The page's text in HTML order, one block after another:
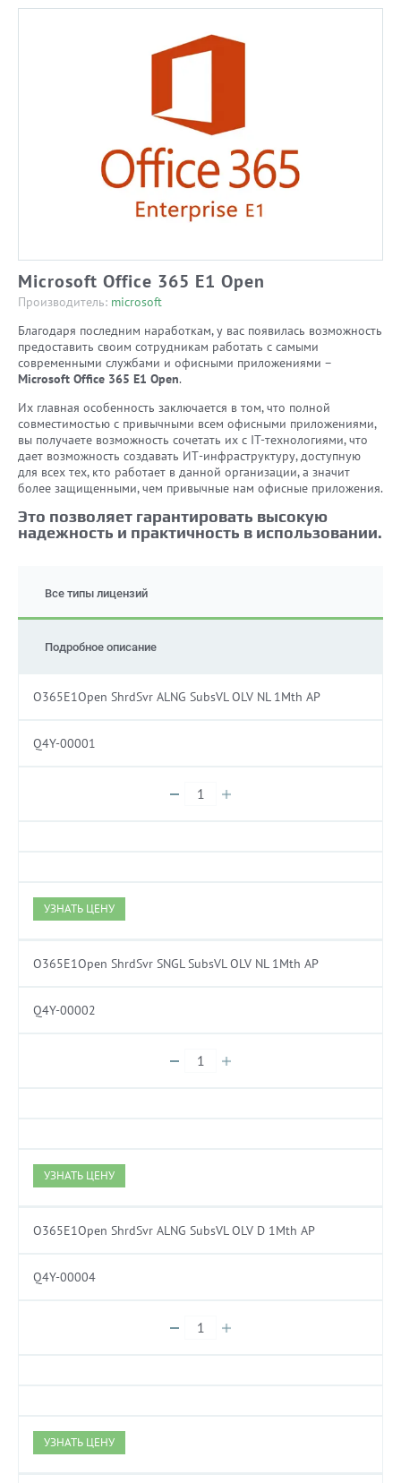
Microsoft Office 365 E1 Open
Производитель: microsoft
Благодаря последним наработкам, у вас появилась возможность
предоставить своим сотрудникам работать с самыми
современными службами и офисными приложениями –
Microsoft Office 365 E1 Open.
Их главная особенность заключается в том, что полной
совместимостью с привычными всем офисными приложениями,
вы получаете возможность сочетать их с IT-технологиями, что
дает возможность создавать ИТ-инфраструктуру, доступную
для всех тех, кто работает в данной организации, а значит
более защищенными, чем привычные нам офисные приложения.
Это позволяет гарантировать высокую
надежность и практичность в использовании.
Все типы лицензий
Подробное описание
O365E1Open ShrdSvr ALNG SubsVL OLV NL 1Mth AP
Q4Y-00001
УЗНАТЬ ЦЕНУ
O365E1Open ShrdSvr SNGL SubsVL OLV NL 1Mth AP
Q4Y-00002
УЗНАТЬ ЦЕНУ
O365E1Open ShrdSvr ALNG SubsVL OLV D 1Mth AP
Q4Y-00004
УЗНАТЬ ЦЕНУ